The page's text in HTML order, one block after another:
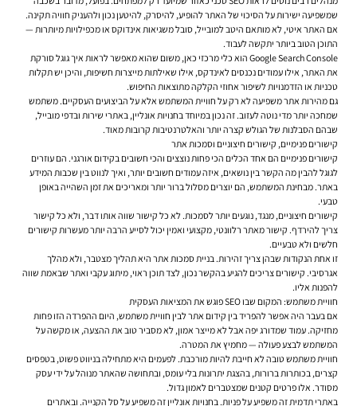
שמשפיעה ישירות על הסיכוי של האתר להופיע, להיסרק, להיטען נכון ולהעניק חוויה תקינה.
אם האתר איטי, לא מותאם היטב למובייל, סובל משגיאות אינדוקס או מכפילויות מיותרות —
התוכן הטוב ביותר יתקשה לעבוד.
Google Search Console הוא כלי מרכזי כאן, משום שהוא מאפשר לראות איך גוגל סורקת
את האתר, אילו עמודים נכנסים לאינדקס, אילו שאילתות מייצרות חשיפות, והיכן יש תקלות
טכניות או הזדמנויות לשיפור אחוזי הקלקה מתוצאות החיפוש.
גם מהירות אתר משפיעה לא רק על חוויית המשתמש אלא על הביצועים העסקיים. משתמש
שמחכה יותר מדי נוטה לעזוב. זה נכון במיוחד בחנויות אונליין, באתרי שירות ובדפי מובייל,
שבהם הסבלנות של הגולש קצרה יותר והאלטרנטיבות קרובות מאוד.
קישורים פנימיים, קישורים חיצוניים וסמכות אתר
קישורים פנימיים הם אחד הכלים הכי פחות נוצצים והכי חשובים בקידום אורגני. הם עוזרים
לגוגל להבין מה הקשר בין נושאים, איזה עמודים חשובים יותר, ואיך לנווט בין שכבות המידע
באתר. מבחינת המשתמש, הם יוצרים מסלול ברור יותר ומאריכים את זמן השהייה באופן
טבעי.
קישורים חיצוניים, מנגד, נוגעים יותר לסמכות. לא כל קישור שווה אותו דבר, ולא כל קישור
צריך להירדף. קישור מאתר רלוונטי, מקצועי ואמין יכול לסייע הרבה יותר מעשרות קישורים
חלשים ולא טבעיים.
זו אחת הנקודות שבהן צריך זהירות. בניית סמכות אתר היא תהליך מצטבר, ולא מהלך
אגרסיבי. קישורים צריכים להגיע בהקשר נכון, לצד תוכן ראוי, מיתוג עקבי ואתר שבאמת שווה
להפנות אליו.
חוויית משתמש: המקום שבו SEO פוגש את המציאות העסקית
אם בעבר היה אפשר להפריד בין קידום אתר לבין חוויית משתמש, היום ההפרדה הזו פחות
מחזיקה. עמוד שמדורג יפה אבל לא מייצר אמון, לא מסביר טוב את ההצעה, או מקשה על
המשתמש לבצע פעולה — מחמיץ את המטרה.
חוויית משתמש טובה לא חייבת להיות מורכבת. לפעמים היא מתחילה בניווט פשוט, בטפסים
קצרים, בכותרות ברורות, בהצגת יתרונות בלי עומס, ובתחושה שהאתר מנוהל על ידי עסק
מסודר. אלו פרטים קטנים שמצטברים לאמון גדול.
באתרי תדמית זה משפיע על פניות. בחנויות אונליין זה משפיע על סל הקנייה. ובאתרים